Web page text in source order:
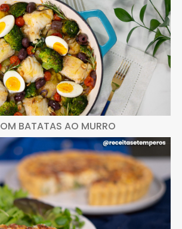
BATATAS AO MURRO